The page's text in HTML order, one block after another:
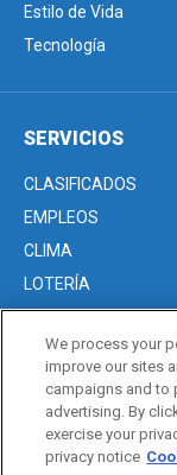
Estilo de Vida
Tecnología
SERVICIOS
CLASIFICADOS
EMPLEOS
CLIMA
LOTERÍA
Acerca de nosotros
Advertise with Us/
Politica de
We process your
improve our sites
campaigns and to
advertising. By
exercise your
privacy notice